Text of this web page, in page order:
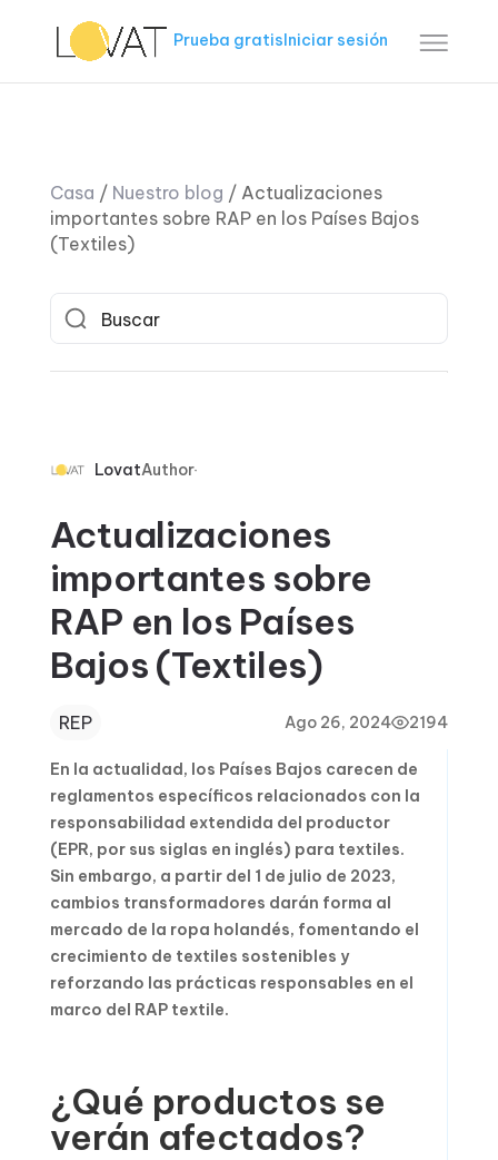
Prueba gratisIniciar sesión
Casa / Nuestro blog / Actualizaciones
importantes sobre RAP en los Países Bajos
(Textiles)
LovatAuthor
Actualizaciones
importantes sobre
RAP en los Países
Bajos (Textiles)
REP Ago 26, 2024 2194
En la actualidad, los Países Bajos carecen de
reglamentos específicos relacionados con la
responsabilidad extendida del productor
(EPR, por sus siglas en inglés) para textiles.
Sin embargo, a partir del 1 de julio de 2023,
cambios transformadores darán forma al
mercado de la ropa holandés, fomentando el
crecimiento de textiles sostenibles y
reforzando las prácticas responsables en el
marco del RAP textile.
¿Qué productos se
verán afectados?